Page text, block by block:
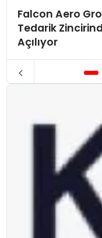
Falcon Aero
Tedarik
Açılıyor